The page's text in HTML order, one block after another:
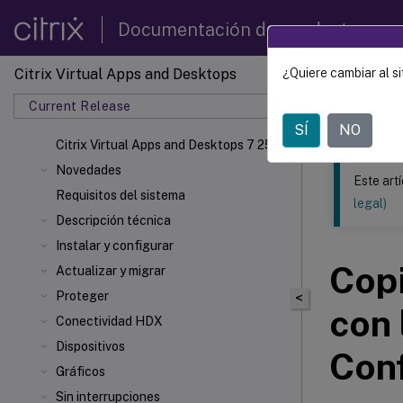
Documentación de productos
Citrix Virtual Apps and Desktops
Current Release
Citrix Virtual Apps and Desktops 7 2511
Novedades
Requisitos del sistema
Descripción técnica
Instalar y configurar
Actualizar y migrar
Proteger
Conectividad HDX
Dispositivos
Gráficos
Sin interrupciones
Este
Citrix
<
Este
legal)
con
¿Quiere cambiar al
SÍ NO